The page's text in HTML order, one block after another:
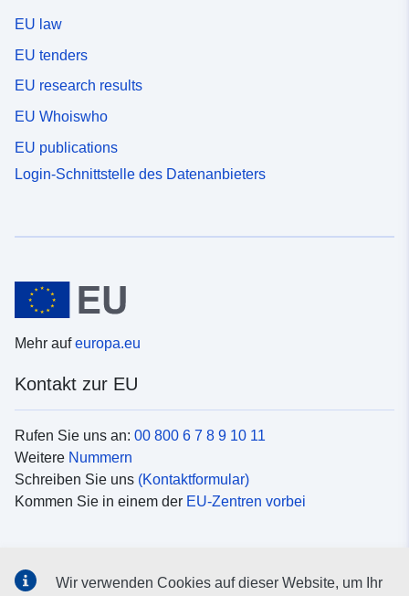
EU law
EU tenders
EU research results
EU Whoiswho
EU publications
Login-Schnittstelle des Datenanbieters
Mehr aufeuropa.eu
Kontakt zur EU
Rufen Sie uns an: 00 800 6 7 8 9 10 11
Weitere Nummern
Schreiben Sie uns (Kontaktformular)
Kommen Sie in einem der EU-Zentren vorbei
Wir verwenden Cookies auf dieser Website, um Ihr